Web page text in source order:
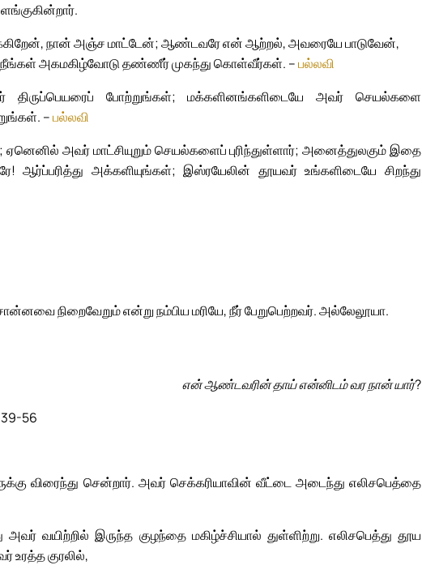
நான் அஞ்ச மாட்டேன்; ஆண்டவரே என் ஆற்றல், அவரையே பாடுவேன்,
நீங்கள் அகமகிழ்வோடு தண்ணீர் முகந்து கொள்வீர்கள். –பல்லவி
திருப்பெயரைப் போற்றுங்கள்; மக்களினங்களிடையே அவர் செயல்களை
–பல்லவி
அவர் மாட்சியுறும் செயல்களைப் புரிந்துள்ளார்; அனைத்துலகும் இதை
ஆர்ப்பரித்து அக்களியுங்கள்; இஸ்ரயேலின் தூயவர் உங்களிடையே சிறந்து
நிறைவேறும் என்று நம்பிய மரியே, நீர் பேறுபெற்றவர். அல்லேலூயா.
என் ஆண்டவரின் தாய் என்னிடம் வர நான் யார்?
39-56
விரைந்து சென்றார். அவர் செக்கரியாவின் வீட்டை அடைந்து எலிசபெத்தை
வயிற்றில் இருந்த குழந்தை மகிழ்ச்சியால் துள்ளிற்று. எலிசபெத்து தூய
உரத்த குரலில்,